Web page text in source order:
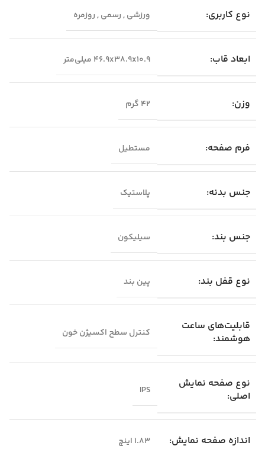
نوع کاربری: ورزشی,رسمی,روزمره
ابعاد قاب: ۴۶.۹x۳۸.۹x۱۰.۹ میلی‌متر
وزن: ۴۲ گرم
فرم صفحه: مستطیل
جنس بدنه: پلاستیک
جنس بند: سیلیکون
نوع قفل بند: پین بند
قابلیت‌های ساعت
هوشمند:
کنترل سطح اکسیژن خون
نوع صفحه نمایش
اصلی:
IPS
اندازه صفحه نمایش: ۱.۸۳ اینچ